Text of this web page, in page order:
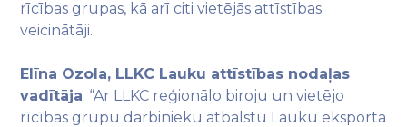
rīcības grupas, kā arī citi vietējās attīstības
veicinātāji.
Elīna Ozola, LLKC Lauku attīstības nodaļas
vadītāja: “Ar LLKC reģionālo biroju un vietējo
rīcības grupu darbinieku atbalstu Lauku eksporta